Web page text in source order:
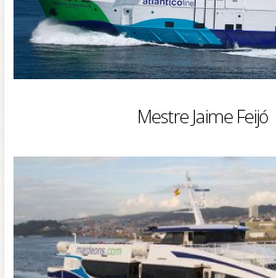
Mestre Jaime Feijó